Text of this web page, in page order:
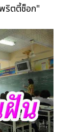
ริตตี้ช็อก"